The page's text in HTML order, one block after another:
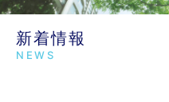
新着情報
NEWS